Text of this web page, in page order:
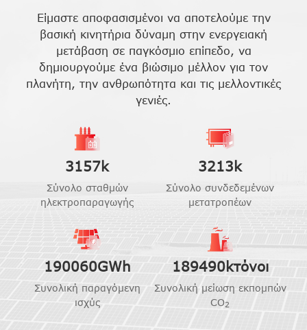
Είμαστε αποφασισμένοι να αποτελούμε την
βασική κινητήρια δύναμη στην ενεργειακή
μετάβαση σε παγκόσμιο επίπεδο, να
δημιουργούμε ένα βιώσιμο μέλλον για τον
πλανήτη, την ανθρωπότητα και τις μελλοντικές
γενιές.
3157k
Σύνολο σταθμών
ηλεκτροπαραγωγής
3213k
Σύνολο συνδεδεμένων
μετατροπέων
190060GWh
Συνολική παραγόμενη
ισχύς
189490kτόνοι
Συνολική μείωση εκπομπών
CO2